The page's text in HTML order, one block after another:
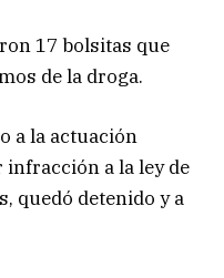
17 bolsitas que
de la droga.
a la actuación
a la ley de
quedó detenido y a